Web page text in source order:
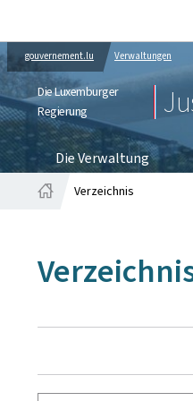
gouvernement.lu Verwaltungen
Die Luxemburger
Regierung
Die Verwaltung
Verzeichnis